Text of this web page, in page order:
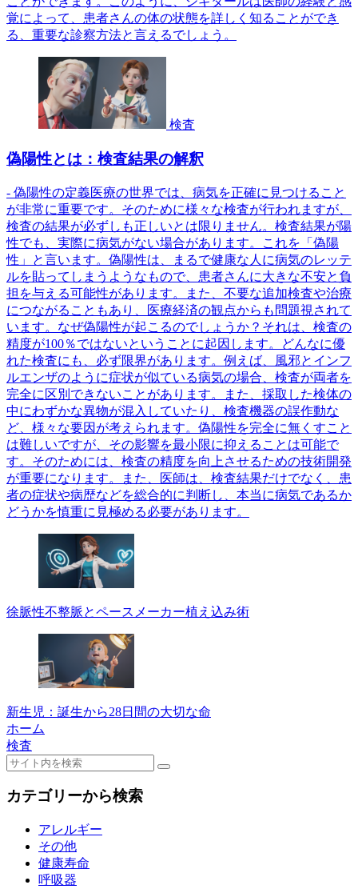
覚によって、患者さんの体の状態を詳しく知ることができ
る、重要な診察方法と言えるでしょう。
検査
偽陽性とは：検査結果の解釈
- 偽陽性の定義医療の世界では、病気を正確に見つけること
が非常に重要です。そのために様々な検査が行われますが、
検査の結果が必ずしも正しいとは限りません。検査結果が陽
性でも、実際に病気がない場合があります。これを「偽陽
性」と言います。偽陽性は、まるで健康な人に病気のレッテ
ルを貼ってしまうようなもので、患者さんに大きな不安と負
担を与える可能性があります。また、不要な追加検査や治療
につながることもあり、医療経済の観点からも問題視されて
います。なぜ偽陽性が起こるのでしょうか？それは、検査の
精度が100％ではないということに起因します。どんなに優
れた検査にも、必ず限界があります。例えば、風邪とインフ
ルエンザのように症状が似ている病気の場合、検査が両者を
完全に区別できないことがあります。また、採取した検体の
中にわずかな異物が混入していたり、検査機器の誤作動な
ど、様々な要因が考えられます。偽陽性を完全に無くすこと
は難しいですが、その影響を最小限に抑えることは可能で
す。そのためには、検査の精度を向上させるための技術開発
が重要になります。また、医師は、検査結果だけでなく、患
者の症状や病歴などを総合的に判断し、本当に病気であるか
どうかを慎重に見極める必要があります。
徐脈性不整脈とペースメーカー植え込み術
新生児：誕生から28日間の大切な命
ホーム
検査
カテゴリーから検索
アレルギー
その他
健康寿命
呼吸器